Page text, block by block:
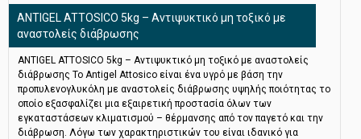
ANTIGEL ATTOSICO 5kg – Αντιψυκτικό μη τοξικό με
αναστολείς διάβρωσης
ANTIGEL ATTOSICO 5kg – Αντιψυκτικό μη τοξικό με αναστολείς
διάβρωσης Το Antigel Attosico είναι ένα υγρό με βάση την
προπυλενογλυκόλη με αναστολείς διάβρωσης υψηλής ποιότητας το
οποίο εξασφαλίζει μια εξαιρετική προστασία όλων των
εγκαταστάσεων κλιματισμού – θέρμανσης από τον παγετό και την
διάβρωση. Λόγω των χαρακτηριστικών του είναι ιδανικό για